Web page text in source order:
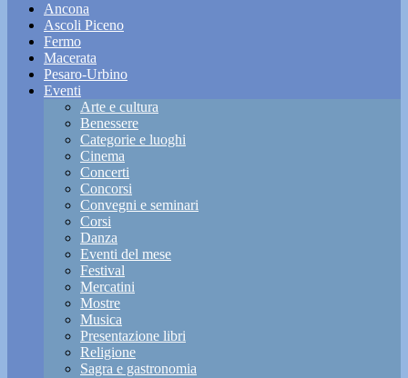
Ancona
Ascoli Piceno
Fermo
Macerata
Pesaro-Urbino
Eventi
Arte e cultura
Benessere
Categorie e luoghi
Cinema
Concerti
Concorsi
Convegni e seminari
Corsi
Danza
Eventi del mese
Festival
Mercatini
Mostre
Musica
Presentazione libri
Religione
Sagra e gastronomia